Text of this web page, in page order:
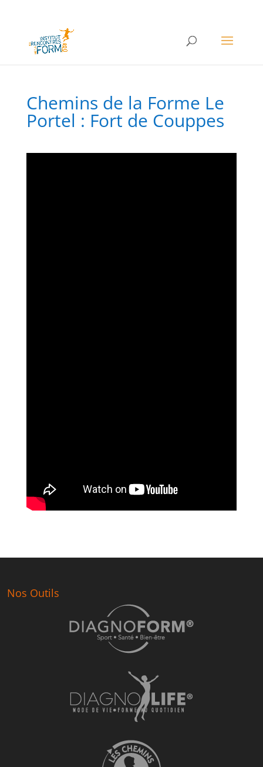
Chemins de la Forme Le
Portel : Fort de Couppes
Nos Outils